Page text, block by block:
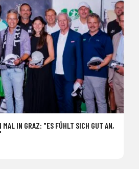
IN GRAZ: "ES FÜHLT SICH GUT AN,